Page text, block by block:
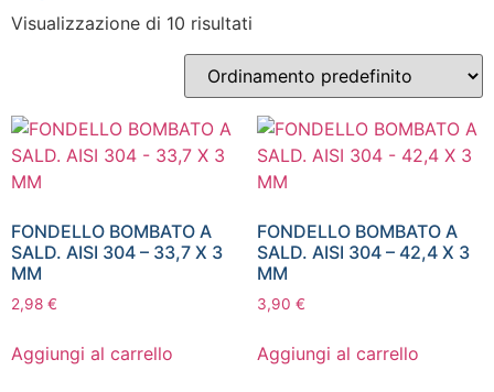
Inizia a digitare per attivare la ricerca
Visualizzazione di 10 risultati
FONDELLO BOMBATO A
SALD. AISI 304 – 33,7 X 3
MM
2,98 €
Aggiungi al carrello
FONDELLO BOMBATO A
SALD. AISI 304 – 42,4 X 3
MM
3,90 €
Aggiungi al carrello